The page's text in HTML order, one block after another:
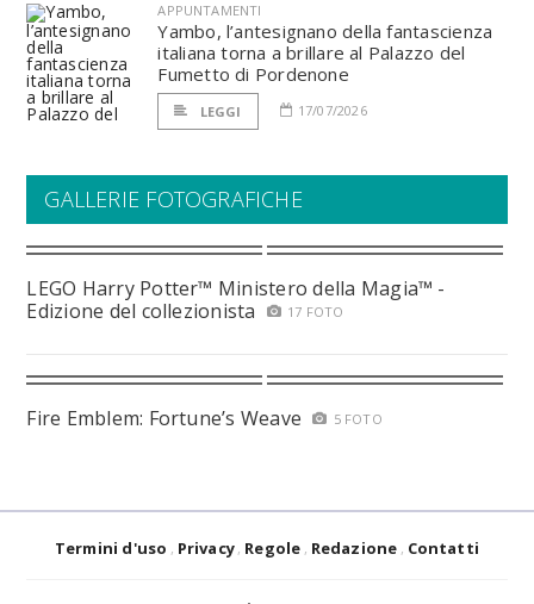
APPUNTAMENTI
Yambo, l’antesignano della fantascienza
italiana torna a brillare al Palazzo del
Fumetto di Pordenone
LEGGI 17/07/2026
GALLERIE FOTOGRAFICHE
LEGO Harry Potter™ Ministero della Magia™ -
Edizione del collezionista
17 FOTO
Fire Emblem: Fortune’s Weave 5 FOTO
Termini d'uso Privacy Regole Redazione Contatti